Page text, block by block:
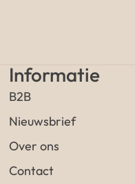
Informatie
B2B
Nieuwsbrief
Over ons
Contact